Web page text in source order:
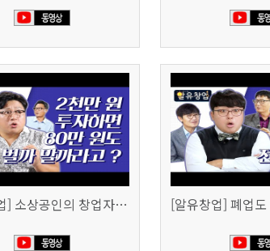
[알유창업] 소상공인의 창업자금, 어떻게 마련할까